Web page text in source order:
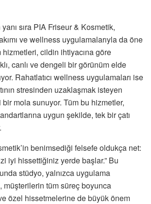
sıra PIA Friseur & Kosmetik,
ve wellness uygulamalarıyla da öne
hizmetleri, cildin ihtiyacına göre
canlı ve dengeli bir görünüm elde
Rahatlatıcı wellness uygulamaları ise
stresinden uzaklaşmak isteyen
mola sunuyor. Tüm bu hizmetler,
uygun şekilde, tek bir çatı
benimsediği felsefe oldukça net:
iyi hissettiğiniz yerde başlar.” Bu
stüdyo, yalnızca uygulama
müşterilerin tüm süreç boyunca
özel hissetmelerine de büyük önem